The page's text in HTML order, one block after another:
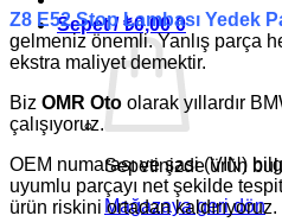
Sepet /₺0,00 0
Sepetinizde ürün
Mağazaya geri dön
Z8 E52 Stop Lambası Yedek
gelmeniz önemli. Yanlış parça
ekstra maliyet demektir.
Biz OMR Oto olarak yıllardır
çalışıyoruz.
OEM numarası ve şasi (VIN)
uyumlu parçayı net şekilde
ürün riskini ortadan kaldırıyoruz.